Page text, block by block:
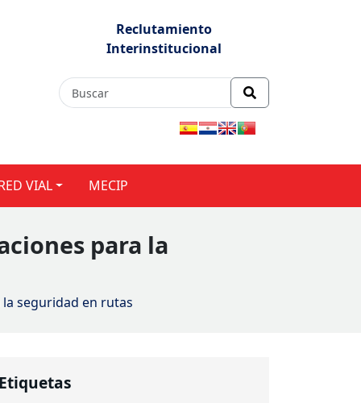
Reclutamiento
Interinstitucional
VIAL MECIP
para la
seguridad en rutas
Etiquetas